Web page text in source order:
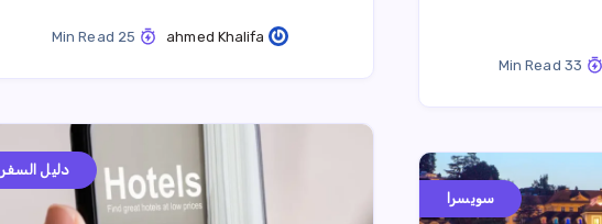
ahmed Khalifa
دليل السفر
سويسرا